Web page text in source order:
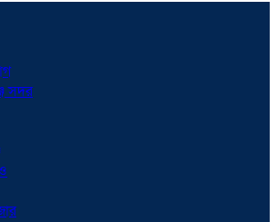
সদর